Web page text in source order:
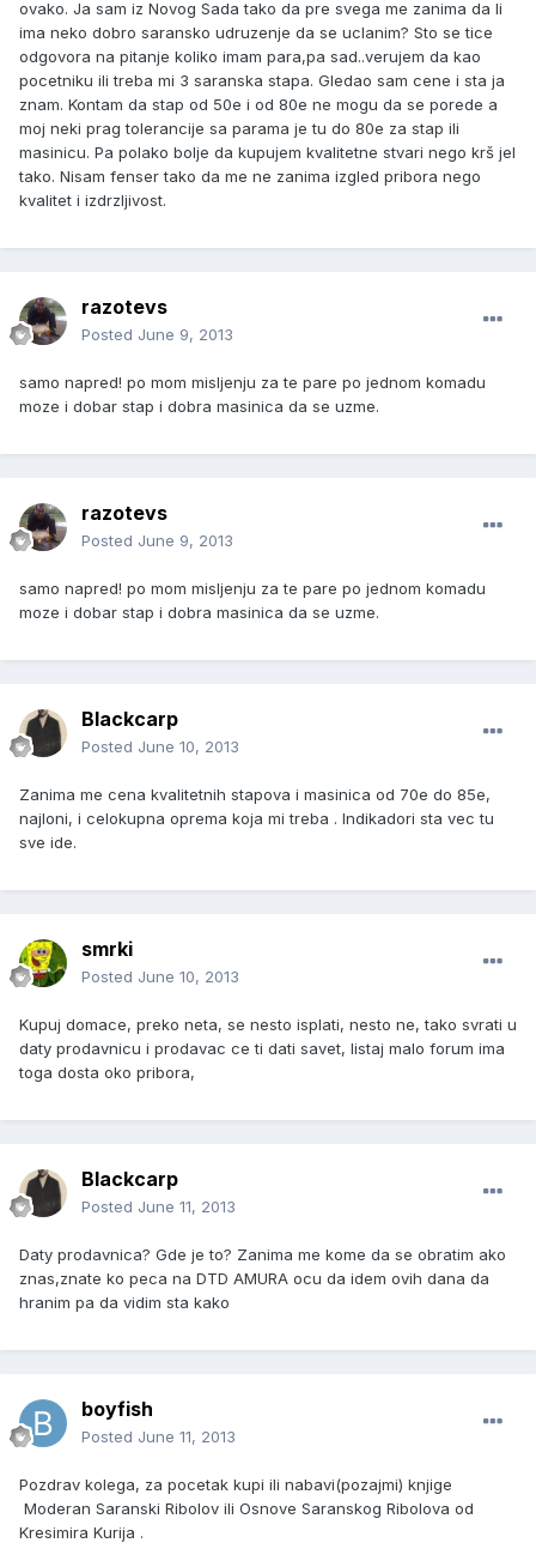
ovako. Ja sam iz Novog Sada tako da pre svega me zanima da li
ima neko dobro saransko udruzenje da se uclanim? Sto se tice
odgovora na pitanje koliko imam para,pa sad..verujem da kao
pocetniku ili treba mi 3 saranska stapa. Gledao sam cene i sta ja
znam. Kontam da stap od 50e i od 80e ne mogu da se porede a
moj neki prag tolerancije sa parama je tu do 80e za stap ili
masinicu. Pa polako bolje da kupujem kvalitetne stvari nego krš jel
tako. Nisam fenser tako da me ne zanima izgled pribora nego
kvalitet i izdrzljivost.
razotevs
Posted June 9, 2013
samo napred! po mom misljenju za te pare po jednom komadu
moze i dobar stap i dobra masinica da se uzme.
razotevs
Posted June 9, 2013
samo napred! po mom misljenju za te pare po jednom komadu
moze i dobar stap i dobra masinica da se uzme.
Blackcarp
Posted June 10, 2013
Zanima me cena kvalitetnih stapova i masinica od 70e do 85e,
najloni, i celokupna oprema koja mi treba . Indikadori sta vec tu
sve ide.
smrki
Posted June 10, 2013
Kupuj domace, preko neta, se nesto isplati, nesto ne, tako svrati u
daty prodavnicu i prodavac ce ti dati savet, listaj malo forum ima
toga dosta oko pribora,
Blackcarp
Posted June 11, 2013
Daty prodavnica? Gde je to? Zanima me kome da se obratim ako
znas,znate ko peca na DTD AMURA ocu da idem ovih dana da
hranim pa da vidim sta kako
boyfish
Posted June 11, 2013
Pozdrav kolega, za pocetak kupi ili nabavi(pozajmi) knjige
Moderan Saranski Ribolov ili Osnove Saranskog Ribolova od
Kresimira Kurija .